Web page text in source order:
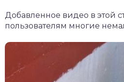
Добавленное видео в этой
пользователям многие